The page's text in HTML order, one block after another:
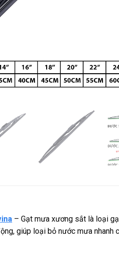
– Gạt mưa xương sắt là loại
giúp loại bỏ nước mưa nhanh